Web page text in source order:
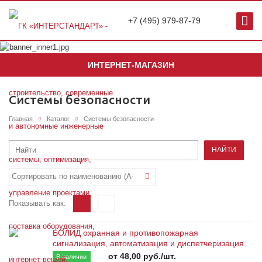
+7 (495) 979-87-79
ИНТЕРНЕТ-МАГАЗИН
Системы безопасности
Главная Каталог Системы безопасности
НАЙТИ
Показывать как:
БОЛИД охранная и противопожарная
сигнализация, автоматизация и диспетчеризация
В наличии от 48,00 руб./шт.